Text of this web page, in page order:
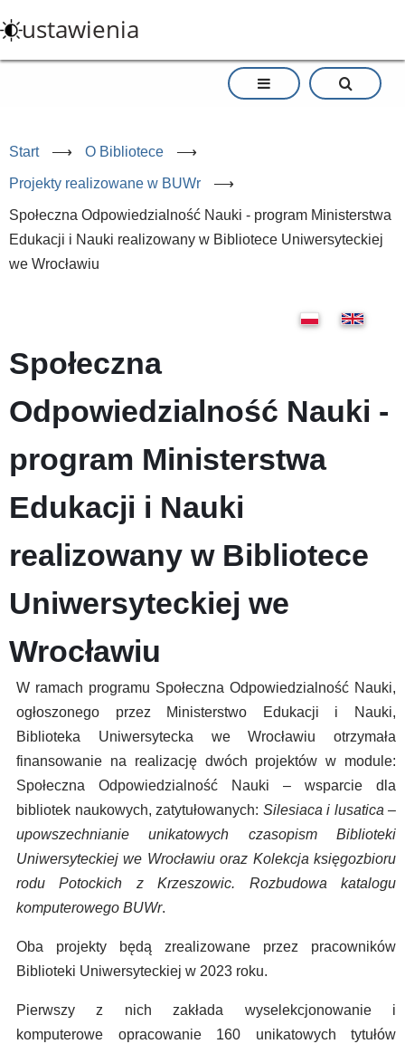
do
treści
ustawienia
Start ⟶ O Bibliotece ⟶
Projekty realizowane w BUWr ⟶
Społeczna Odpowiedzialność Nauki - program Ministerstwa
Edukacji i Nauki realizowany w Bibliotece Uniwersyteckiej
we Wrocławiu
Społeczna
Odpowiedzialność Nauki -
program Ministerstwa
Edukacji i Nauki
realizowany w Bibliotece
Uniwersyteckiej we
Wrocławiu
W ramach programu Społeczna Odpowiedzialność Nauki,
ogłoszonego przez Ministerstwo Edukacji i Nauki,
Biblioteka Uniwersytecka we Wrocławiu otrzymała
finansowanie na realizację dwóch projektów w module:
Społeczna Odpowiedzialność Nauki – wsparcie dla
bibliotek naukowych, zatytułowanych: Silesiaca i lusatica –
upowszechnianie unikatowych czasopism Biblioteki
Uniwersyteckiej we Wrocławiu oraz Kolekcja księgozbioru
rodu Potockich z Krzeszowic. Rozbudowa katalogu
komputerowego BUWr.
Oba projekty będą zrealizowane przez pracowników
Biblioteki Uniwersyteckiej w 2023 roku.
Pierwszy z nich zakłada wyselekcjonowanie i
komputerowe opracowanie 160 unikatowych tytułów